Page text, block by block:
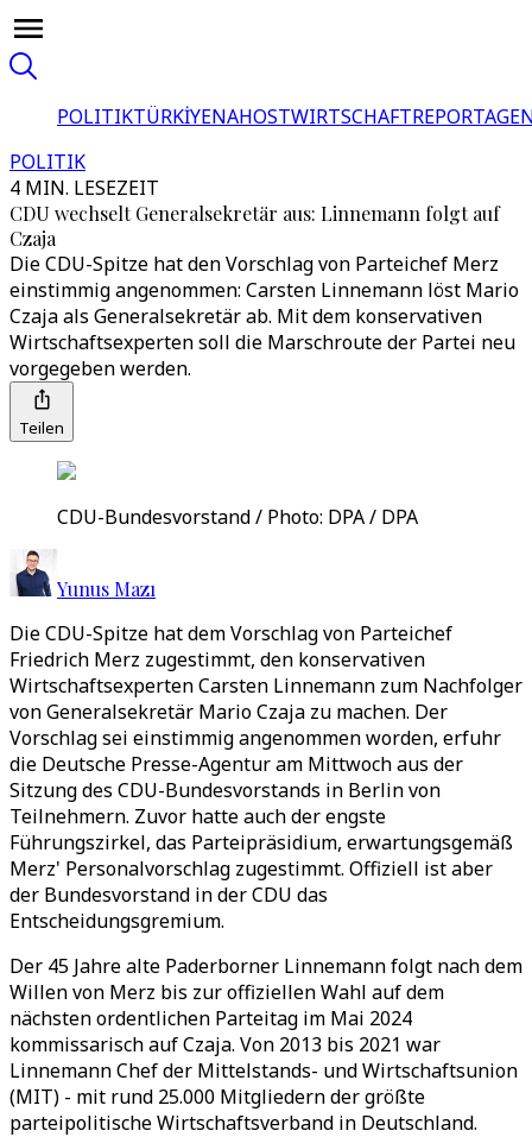
POLITIKTÜRKİYENAHOSTWIRTSCHAFT
POLITIK
4 MIN. LESEZEIT
CDU wechselt Generalsekretär aus: Linnemann folgt auf
Czaja
Die CDU-Spitze hat den Vorschlag von Parteichef Merz
einstimmig angenommen: Carsten Linnemann löst Mario
Czaja als Generalsekretär ab. Mit dem konservativen
Wirtschaftsexperten soll die Marschroute der Partei neu
vorgegeben werden.
Teilen
CDU-Bundesvorstand / Photo: DPA / DPA
Yunus Mazı
Die CDU-Spitze hat dem Vorschlag von Parteichef
Friedrich Merz zugestimmt, den konservativen
Wirtschaftsexperten Carsten Linnemann zum Nachfolger
von Generalsekretär Mario Czaja zu machen. Der
Vorschlag sei einstimmig angenommen worden, erfuhr
die Deutsche Presse-Agentur am Mittwoch aus der
Sitzung des CDU-Bundesvorstands in Berlin von
Teilnehmern. Zuvor hatte auch der engste
Führungszirkel, das Parteipräsidium, erwartungsgemäß
Merz' Personalvorschlag zugestimmt. Offiziell ist aber
der Bundesvorstand in der CDU das
Entscheidungsgremium.
Der 45 Jahre alte Paderborner Linnemann folgt nach dem
Willen von Merz bis zur offiziellen Wahl auf dem
nächsten ordentlichen Parteitag im Mai 2024
kommissarisch auf Czaja. Von 2013 bis 2021 war
Linnemann Chef der Mittelstands- und Wirtschaftsunion
(MIT) - mit rund 25.000 Mitgliedern der größte
parteipolitische Wirtschaftsverband in Deutschland.